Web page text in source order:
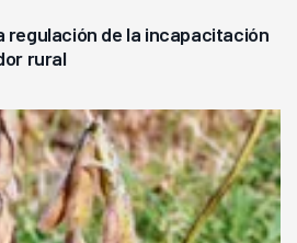
regulación de la incapacitación
rural